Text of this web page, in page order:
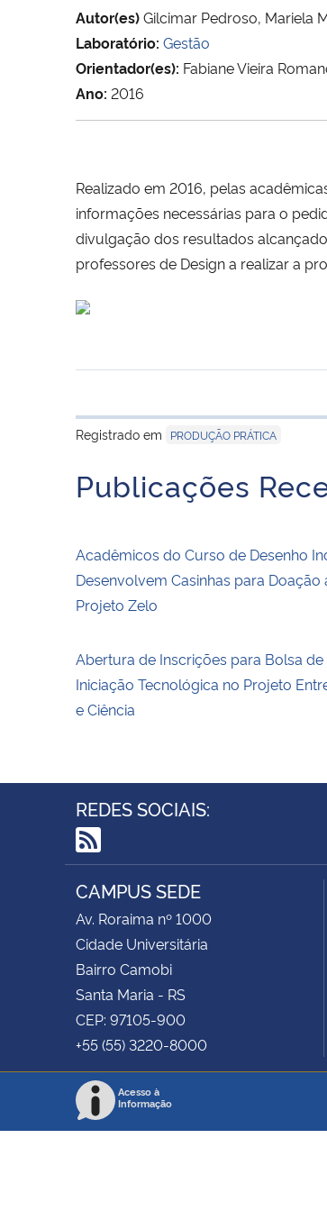
Autor(es)Gilcimar Pedroso, Mariela
Laboratório: Gestão
Orientador(es): Fabiane Vieira
Ano: 2016
Realizado em 2016, pelas
informações necessárias para o
divulgação dos resultados
professores de Design a realizar a
Registrado em
PRODUÇÃO PRÁTICA
Publicações
Acadêmicos do Curso de Desenho
Desenvolvem Casinhas para Doação
Projeto Zelo
Abertura de Inscrições para Bolsa de
Iniciação Tecnológica no Projeto
e Ciência
REDES SOCIAIS:
RSS
CAMPUS SEDE
Av. Roraima nº 1000
Cidade Universitária
Bairro Camobi
Santa Maria - RS
CEP: 97105-900
+55 (55) 3220-8000
Acesso à
Informação